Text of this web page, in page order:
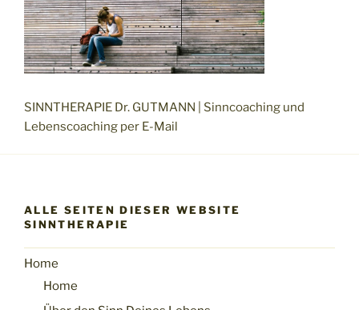
SINNTHERAPIE Dr. GUTMANN | Sinncoaching und
Lebenscoaching per E-Mail
ALLE SEITEN DIESER WEBSITE
SINNTHERAPIE
Home
Home